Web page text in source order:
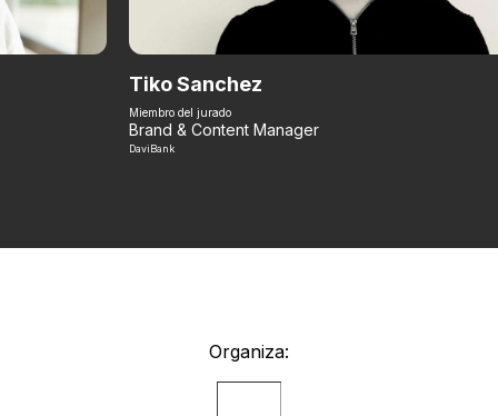
Tiko Sanchez
Miembro del jurado
Brand & Content Manager
DaviBank
Organiza: